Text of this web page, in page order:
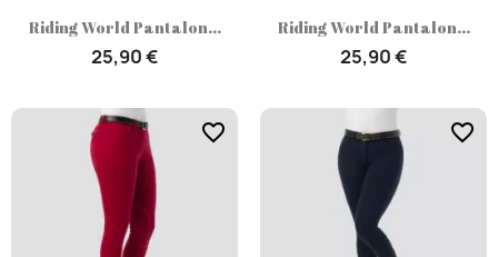
Riding World Pantalon...
25,90 €
Riding World Pantalon...
25,90 €
favorite_border favorite_border